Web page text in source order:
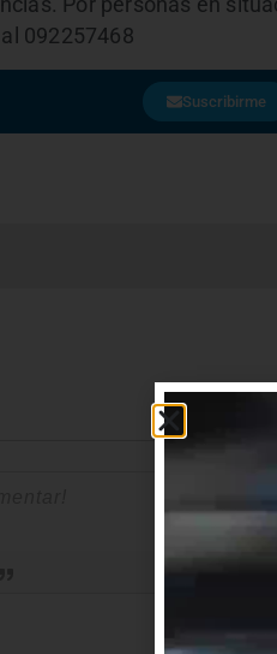
Por personas en
092257468
Suscribirme